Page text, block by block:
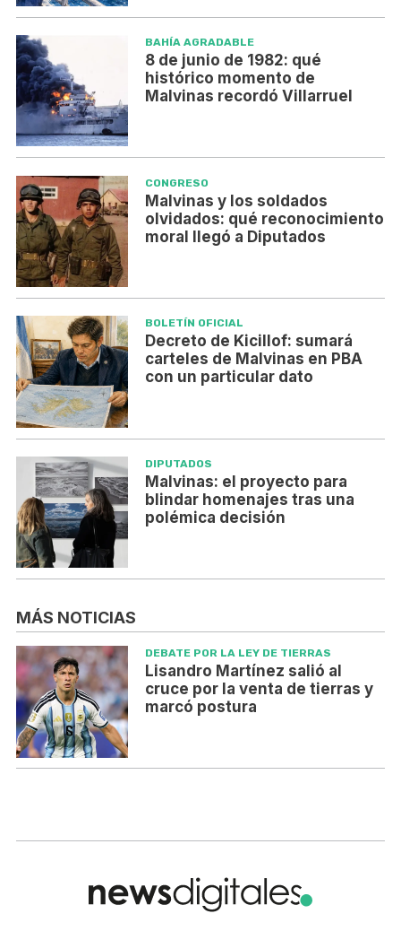
BAHÍA AGRADABLE
8 de junio de 1982: qué
histórico momento de
Malvinas recordó Villarruel
CONGRESO
Malvinas y los soldados
olvidados: qué reconocimiento
moral llegó a Diputados
BOLETÍN OFICIAL
Decreto de Kicillof: sumará
carteles de Malvinas en PBA
con un particular dato
DIPUTADOS
Malvinas: el proyecto para
blindar homenajes tras una
polémica decisión
MÁS NOTICIAS
DEBATE POR LA LEY DE TIERRAS
Lisandro Martínez salió al
cruce por la venta de tierras y
marcó postura